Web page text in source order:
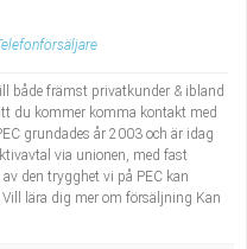
både främst privatkunder & ibland
du kommer komma kontakt med
grundades år 2003 och är idag
via unionen, med fast
den trygghet vi på PEC kan
lära dig mer om försäljning Kan